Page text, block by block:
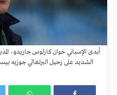
أبدى الإسباني خوان كارلوس جاريدو،
الشديد على رحيل البرتغالي جوزيه